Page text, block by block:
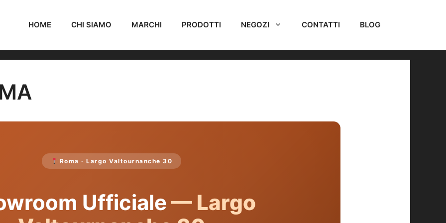
HOME CHI SIAMO MARCHI PRODOTTI NEGOZI CONTATTI BLOG
Roma · Largo Valtournanche 30
Ufficiale— Largo